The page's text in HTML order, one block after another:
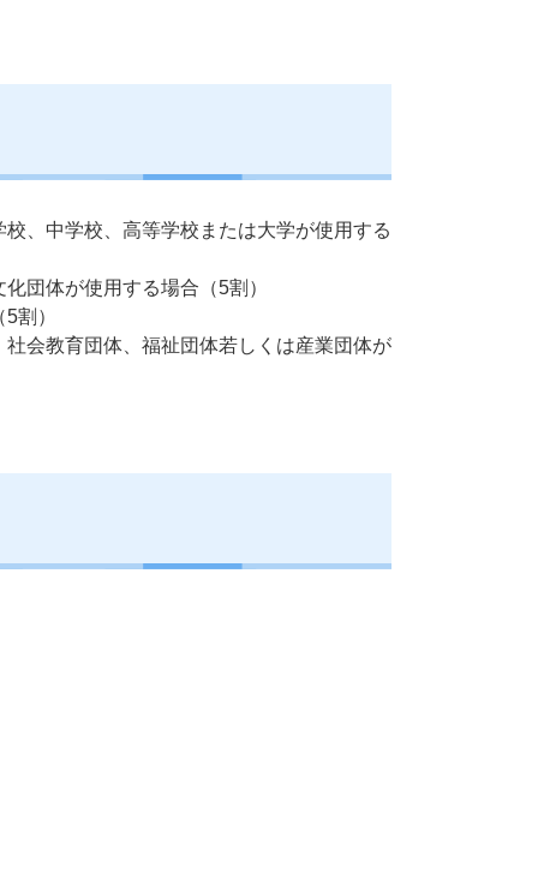
、中学校、高等学校または大学が使用する
団体が使用する場合（5割）
割）
会教育団体、福祉団体若しくは産業団体が